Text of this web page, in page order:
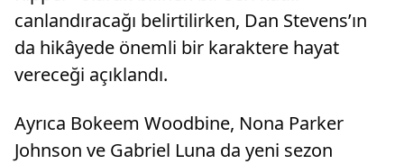
canlandıracağı belirtilirken, Dan Stevens’ın
da hikâyede önemli bir karaktere hayat
vereceği açıklandı.
Ayrıca Bokeem Woodbine, Nona Parker
Johnson ve Gabriel Luna da yeni sezon